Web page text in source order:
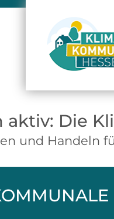
aktiv: Die
und Handeln